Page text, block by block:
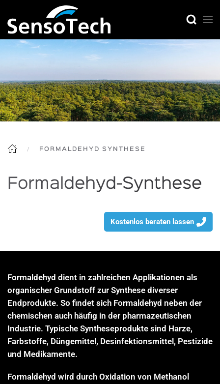
FORMALDEHYD SYNTHESE
Formaldehyd-Synthese
Kostenlos beraten lassen
Formaldehyd dient in zahlreichen Applikationen als
organischer Grundstoff zur Synthese diverser
Endprodukte. So findet sich Formaldehyd neben der
chemischen auch häufig in der pharmazeutischen
Industrie. Typische Syntheseprodukte sind Harze,
Farbstoffe, Düngemittel, Desinfektionsmittel, Pestizide
und Medikamente.
Formaldehyd wird durch Oxidation von Methanol